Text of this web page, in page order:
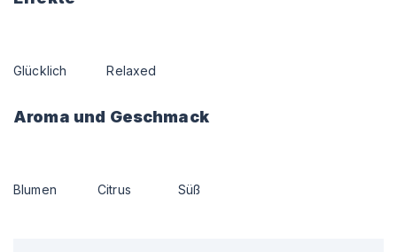
Glücklich Relaxed
Aroma und Geschmack
Blumen Citrus Süß